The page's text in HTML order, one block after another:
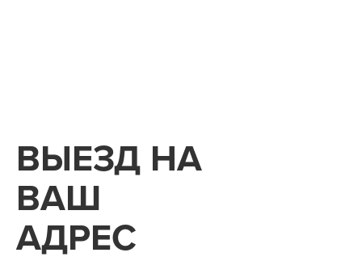
ВЫЕЗД НА
ВАШ
АДРЕС